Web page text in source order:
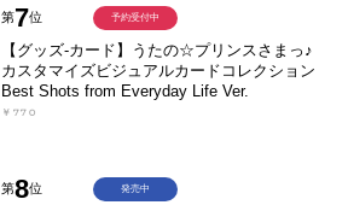
第7位
【グッズ-カード】うたの☆プリンスさまっ♪
カスタマイズビジュアルカードコレクション
Best Shots from Everyday Life Ver.
￥770
予約受付中
第8位 発売中